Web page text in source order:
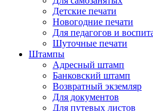
Детские печати
Новогодние печати
Для педагогов и
Шуточные печати
Штампы
Адресный штамп
Банковский штамп
Возвратный экземляр
Для документов
Для путевых листов